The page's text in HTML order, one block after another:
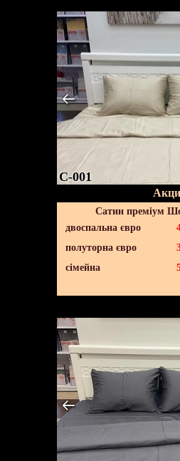
C-001
Сатин преміум
двоспальна євро
полуторна євро
сімейна